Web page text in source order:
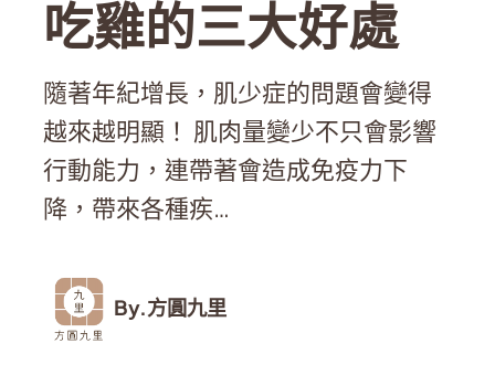
吃雞的三大好處
隨著年紀增長，肌少症的問題會變得
越來越明顯！ 肌肉量變少不只會影響
行動能力，連帶著會造成免疫力下
降，帶來各種疾…
By.方圓九里